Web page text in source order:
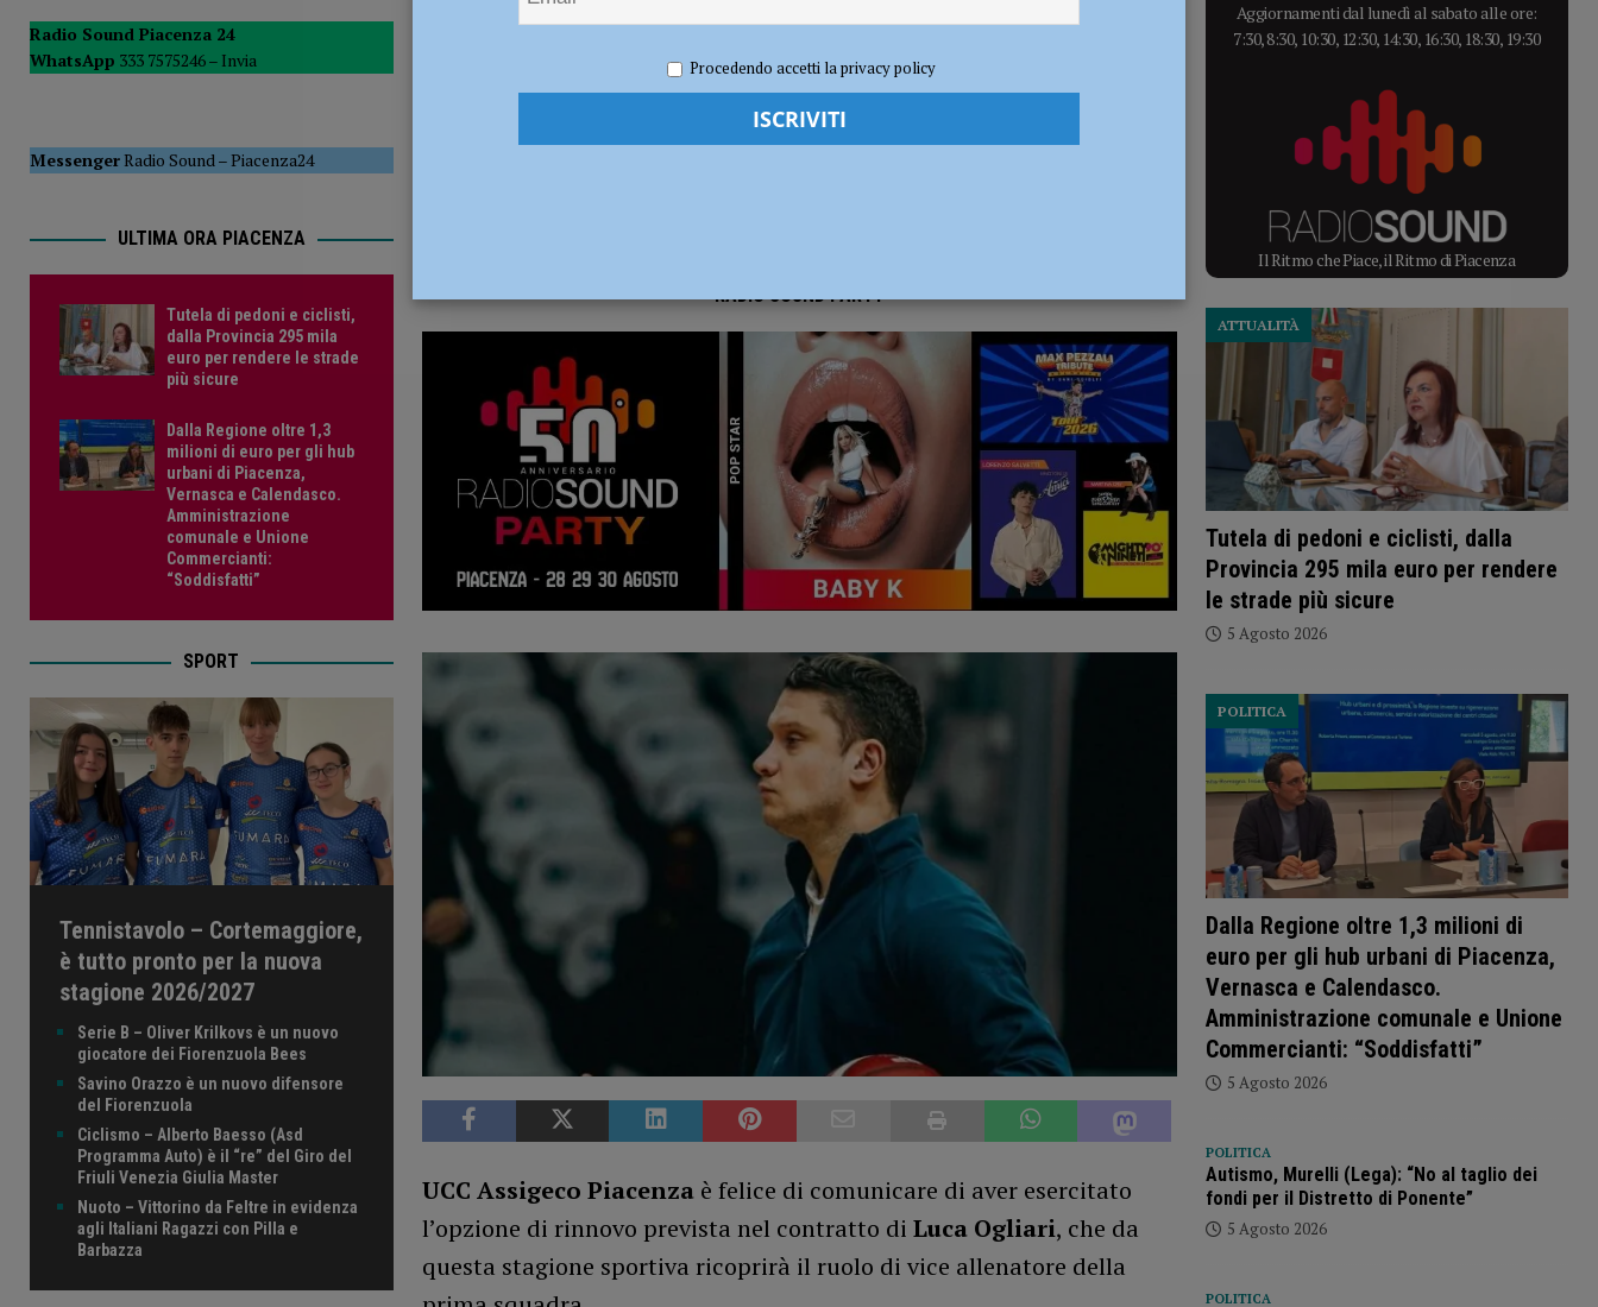
POLITICA
[ 5 Agosto 2026 ] Caldo estremo e asili nido, Tagliaferri (FdI): “Verificare subito la situazione nella provincia di Piacenza”
RADIO SOUND PARTY
UCC Assigeco Piacenzaè felice di comunicare di aver esercitato
l’opzione di rinnovo prevista nel contratto di Luca Ogliari, che da
questa stagione sportiva ricoprirà il ruolo di vice allenatore della
Radio Sound Piacenza 24
WhatsApp 333 7575246 – Invia
MessengerRadio Sound–Piacenza24
ULTIMA ORA PIACENZA
Tutela di pedoni e ciclisti,
dalla Provincia 295 mila
euro per rendere le strade
più sicure
Dalla Regione oltre 1,3
milioni di euro per gli hub
urbani di Piacenza,
Vernasca e Calendasco.
Amministrazione
comunale e Unione
Commercianti:
“Soddisfatti”
SPORT
Tennistavolo – Cortemaggiore,
è tutto pronto per la nuova
stagione 2026/2027
Serie B – Oliver Krilkovs è un nuovo
giocatore dei Fiorenzuola Bees
Savino Orazzo è un nuovo difensore
del Fiorenzuola
Ciclismo – Alberto Baesso (Asd
Programma Auto) è il “re” del Giro del
Friuli Venezia Giulia Master
Nuoto – Vittorino da Feltre in evidenza
agli Italiani Ragazzi con Pilla e
Barbazza
Aggiornamenti dal lunedì al sabato alle ore:
7:30, 8:30, 10:30, 12:30, 14:30, 16:30, 18:30, 19:30
Il Ritmo che Piace, il Ritmo di Piacenza
Tutela di pedoni e ciclisti, dalla
Provincia 295 mila euro per rendere
le strade più sicure
ATTUALITÀ
5 Agosto 2026
Dalla Regione oltre 1,3 milioni di
euro per gli hub urbani di Piacenza,
Vernasca e Calendasco.
Amministrazione comunale e Unione
Commercianti: “Soddisfatti”
POLITICA
5 Agosto 2026
POLITICA
Autismo, Murelli (Lega): “No al taglio dei
fondi per il Distretto di Ponente”
5 Agosto 2026
POLITICA
Procedendo accetti la privacy policy